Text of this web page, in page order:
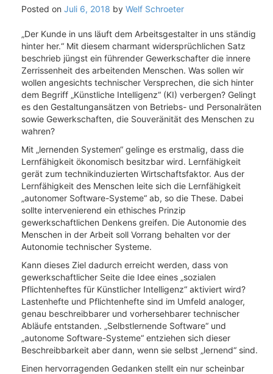
Posted on Juli 6, 2018 by Welf Schroeter
„Der Kunde in uns läuft dem Arbeitsgestalter in uns ständig
hinter her.“ Mit diesem charmant widersprüchlichen Satz
beschrieb jüngst ein führender Gewerkschafter die innere
Zerrissenheit des arbeitenden Menschen. Was sollen wir
wollen angesichts technischer Versprechen, die sich hinter
dem Begriff „Künstliche Intelligenz“ (KI) verbergen? Gelingt
es den Gestaltungansätzen von Betriebs- und Personalräten
sowie Gewerkschaften, die Souveränität des Menschen zu
wahren?
Mit „lernenden Systemen“ gelinge es erstmalig, dass die
Lernfähigkeit ökonomisch besitzbar wird. Lernfähigkeit
gerät zum technikinduzierten Wirtschaftsfaktor. Aus der
Lernfähigkeit des Menschen leite sich die Lernfähigkeit
„autonomer Software-Systeme“ ab, so die These. Dabei
sollte intervenierend ein ethisches Prinzip
gewerkschaftlichen Denkens greifen. Die Autonomie des
Menschen in der Arbeit soll Vorrang behalten vor der
Autonomie technischer Systeme.
Kann dieses Ziel dadurch erreicht werden, dass von
gewerkschaftlicher Seite die Idee eines „sozialen
Pflichtenheftes für Künstlicher Intelligenz“ aktiviert wird?
Lastenhefte und Pflichtenhefte sind im Umfeld analoger,
genau beschreibbarer und vorhersehbarer technischer
Abläufe entstanden. „Selbstlernende Software“ und
„autonome Software-Systeme“ entziehen sich dieser
Beschreibbarkeit aber dann, wenn sie selbst „lernend“ sind.
Einen hervorragenden Gedanken stellt ein nur scheinbar